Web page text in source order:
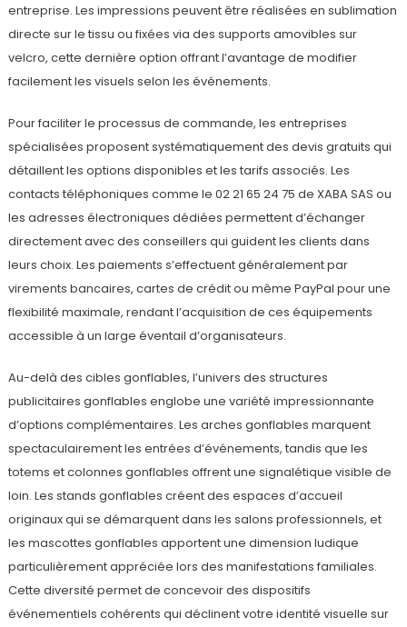
entreprise. Les impressions peuvent être réalisées en sublimation
directe sur le tissu ou fixées via des supports amovibles sur
velcro, cette dernière option offrant l’avantage de modifier
facilement les visuels selon les événements.
Pour faciliter le processus de commande, les entreprises
spécialisées proposent systématiquement des devis gratuits qui
détaillent les options disponibles et les tarifs associés. Les
contacts téléphoniques comme le 02 21 65 24 75 de XABA SAS ou
les adresses électroniques dédiées permettent d’échanger
directement avec des conseillers qui guident les clients dans
leurs choix. Les paiements s’effectuent généralement par
virements bancaires, cartes de crédit ou même PayPal pour une
flexibilité maximale, rendant l’acquisition de ces équipements
accessible à un large éventail d’organisateurs.
Au-delà des cibles gonflables, l’univers des structures
publicitaires gonflables englobe une variété impressionnante
d’options complémentaires. Les arches gonflables marquent
spectaculairement les entrées d’événements, tandis que les
totems et colonnes gonflables offrent une signalétique visible de
loin. Les stands gonflables créent des espaces d’accueil
originaux qui se démarquent dans les salons professionnels, et
les mascottes gonflables apportent une dimension ludique
particulièrement appréciée lors des manifestations familiales.
Cette diversité permet de concevoir des dispositifs
événementiels cohérents qui déclinent votre identité visuelle sur